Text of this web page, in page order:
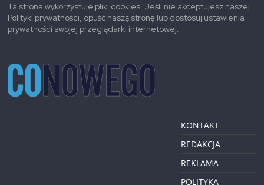
Ta strona wykorzystuje pliki cookies. Jeśli nie akceptujesz naszej
Polityki prywatności, opuść naszą stronę lub dostosuj ustawienia
prywatności swojej przeglądarki internetowej.
KONTAKT
REDAKCJA
REKLAMA
POLITYKA